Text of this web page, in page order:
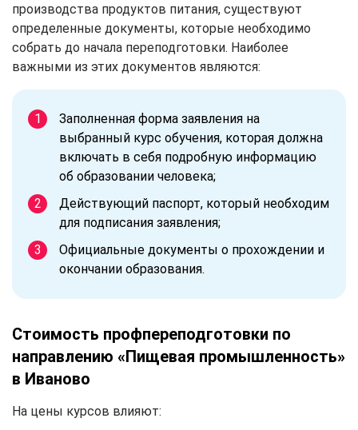
производства продуктов питания, существуют
определенные документы, которые необходимо
собрать до начала переподготовки. Наиболее
важными из этих документов являются:
Заполненная форма заявления на
выбранный курс обучения, которая должна
включать в себя подробную информацию
об образовании человека;
Действующий паспорт, который необходим
для подписания заявления;
Официальные документы о прохождении и
окончании образования.
Стоимость профпереподготовки по
направлению «Пищевая промышленность»
в Иваново
На цены курсов влияют: